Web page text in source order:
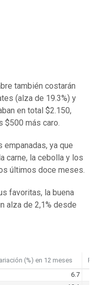
también costarán
(alza de 19.3%) y
en total $2.150,
$500 más caro.
empanadas, ya que
carne, la cebolla y los
últimos doce meses.
favoritas, la buena
alza de 2,1% desde